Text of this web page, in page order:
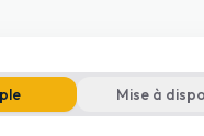
Mise à